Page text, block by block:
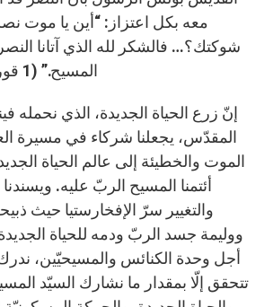
معه بكل اعتزاز: “أين يا موت
شوكتك؟… فالشكر لله الذي آتانا
المسيح.” (1 قورنتس 15/55-57)
المقدّس، يجعلنا شركاء في مسيرة
الموت والخطيئة إلى عالم الحياة
أئتمنا المسيح الربّ عليه.
والتغيير سرّ الإفخارستيا حيث
ووليمة جسد الربّ ودمه للحياة
أجل وحدة الكنائس والمسيحيّين،
تتحقق إلّا بمقدار ما نشارك السيّد